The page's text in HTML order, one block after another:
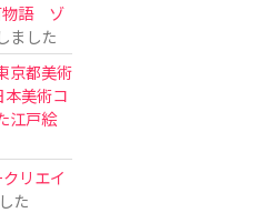
物語 ゾ
ました
京都美術
美術コ
江戸絵
リエイ
た